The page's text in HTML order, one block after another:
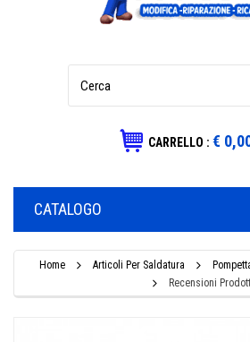
CARRELLO : €
CATALOGO
Home Articoli Per Saldatura
Recensioni